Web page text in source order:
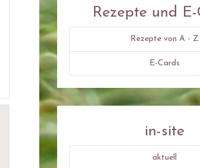
Rezepte und
Rezepte von A - Z
E-Cards
in-site
aktuell